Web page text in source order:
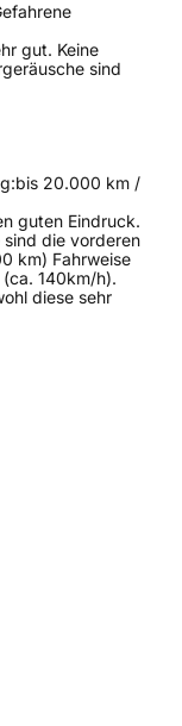
gut. Keine
sind
bis 20.000 km /
guten Eindruck.
die vorderen
km) Fahrweise
140km/h).
diese sehr